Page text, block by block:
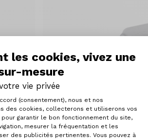
les cookies, vivez une
mesure
vie privée
Gestion du
(consentement), nous et nos
des cookies, collecterons et utiliserons vos
pour garantir le bon fonctionnement du site,
mesurer la fréquentation et les
des publicités pertinentes. Vous pouvez à
Axeptio consent
Ritchey
Superlogic
19.90 €